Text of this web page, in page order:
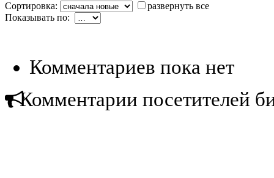
Сортировка:
развернуть все
Показывать по:
Комментариев пока нет
Комментарии посетителей